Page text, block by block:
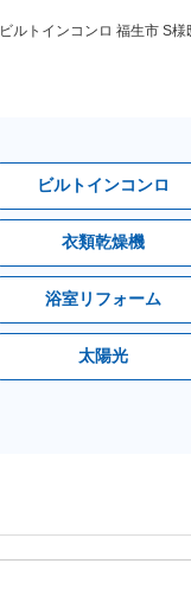
ビルトインコンロ 福生市 S様
ビルトインコンロ
衣類乾燥機
浴室リフォーム
太陽光